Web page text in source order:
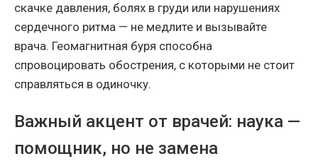
скачке давления, болях в груди или нарушениях
сердечного ритма — не медлите и вызывайте
врача. Геомагнитная буря способна
спровоцировать обострения, с которыми не стоит
справляться в одиночку.
Важный акцент от врачей: наука —
помощник, но не замена